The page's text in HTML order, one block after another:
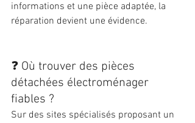
informations et une pièce adaptée, la
réparation devient une évidence.
❓ Où trouver des pièces
détachées électroménager
fiables ?
Sur des sites spécialisés proposant un